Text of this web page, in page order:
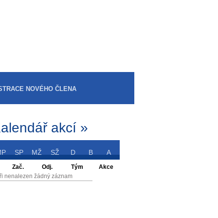
NOVÉHO ČLENA
akcí »
SP MŽ SŽ D B A
Zač. Odj. Tým
Akce
nenalezen žádný záznam